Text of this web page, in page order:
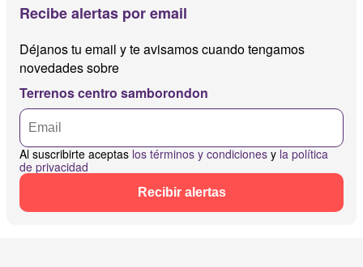
Recibe alertas por email
Déjanos tu email y te avisamos cuando tengamos
novedades sobre
Terrenos centro samborondon
Al suscribirte aceptas los términos y condiciones y la política
de privacidad
Recibir alertas